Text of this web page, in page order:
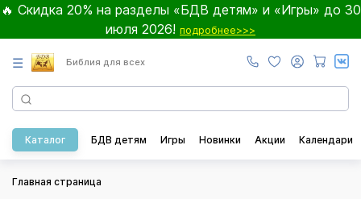
🔥 Скидка 20% на разделы «БДВ детям» и «Игры» до 30
июля 2026! подробнее>>>
☰ Библия для всех
Каталог БДВ детям Игры Новинки Акции Календари
Главная страница